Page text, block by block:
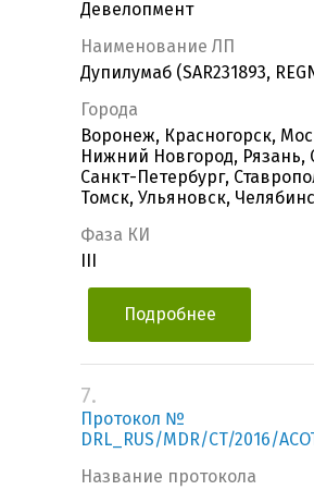
Девелопмент
Наименование ЛП
Дупилумаб (SAR231893,
Города
Воронеж, Красногорск,
Нижний Новгород, Рязань,
Санкт-Петербург,
Томск, Ульяновск,
Фаза КИ
Подробнее
7.
Протокол №
DRL_RUS/MDR/CT/2016/
Название протокола